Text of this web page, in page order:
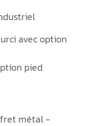
avec option
pied
métal -